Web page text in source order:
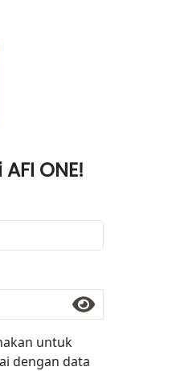
ONE!
untuk
dengan data